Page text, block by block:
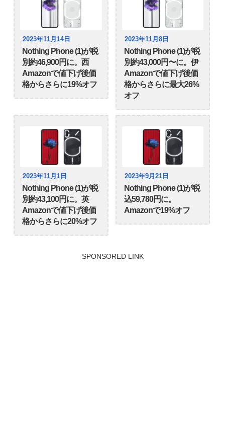
2023年11月14日
Nothing Phone (1)が税
別約46,900円に。西
Amazonで値下げ後価
格からさらに19%オフ
2023年11月8日
Nothing Phone (1)が税
別約43,000円〜に。伊
Amazonで値下げ後価
格からさらに最大26%
オフ
2023年11月1日
Nothing Phone (1)が税
別約43,100円に。英
Amazonで値下げ後価
格からさらに20%オフ
2023年9月21日
Nothing Phone (1)が税
込59,780円に。
Amazonで19%オフ
SPONSORED LINK